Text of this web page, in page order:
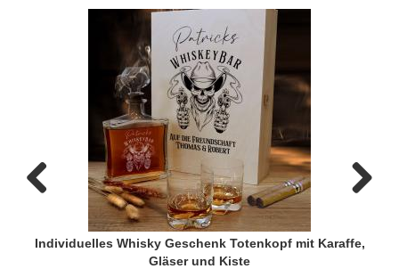
Individuelles Whisky Geschenk Totenkopf mit Karaffe,
Gläser und Kiste